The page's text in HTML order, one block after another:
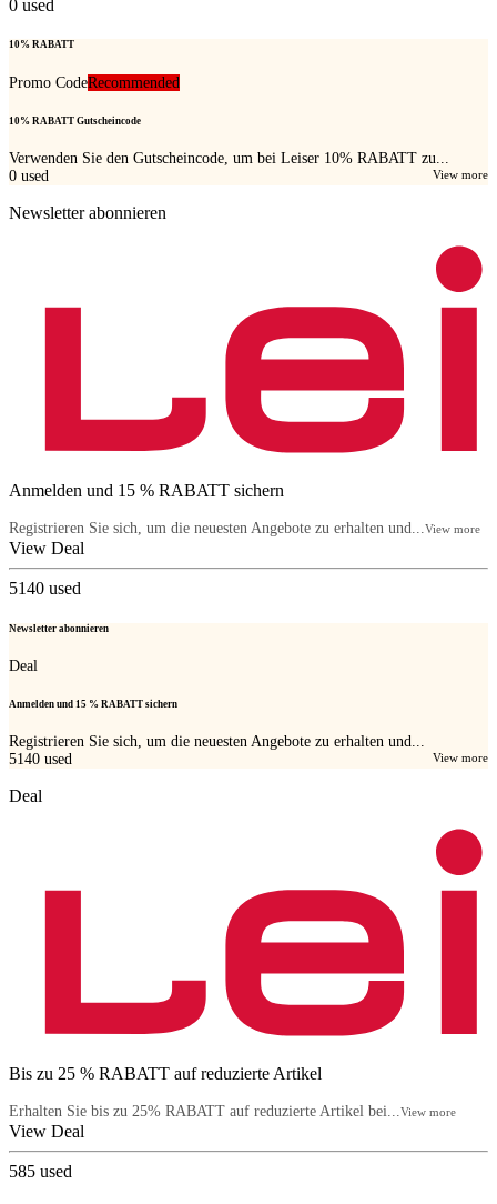
0 used
10% RABATT
Promo CodeRecommended
10% RABATT Gutscheincode
Verwenden Sie den Gutscheincode, um bei Leiser 10% RABATT zu...
View more
0 used
Newsletter abonnieren
Anmelden und 15 % RABATT sichern
Registrieren Sie sich, um die neuesten Angebote zu erhalten und...View more
View Deal
5140 used
Newsletter abonnieren
Deal
Anmelden und 15 % RABATT sichern
Registrieren Sie sich, um die neuesten Angebote zu erhalten und...
View more
5140 used
Deal
Bis zu 25 % RABATT auf reduzierte Artikel
Erhalten Sie bis zu 25% RABATT auf reduzierte Artikel bei...View more
View Deal
585 used